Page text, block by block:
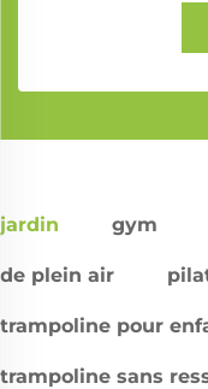
jardin gym
de plein air
trampoline pour
trampoline sans